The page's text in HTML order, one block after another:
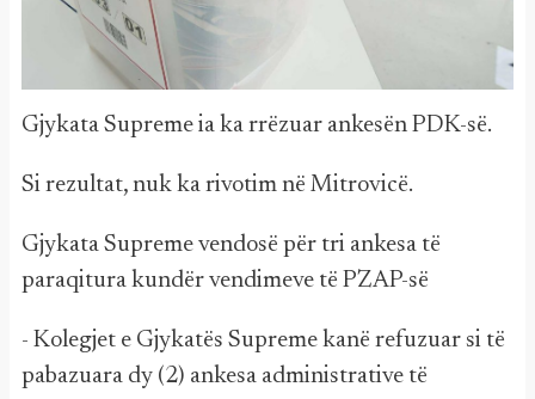
Gjykata Supreme ia ka rrëzuar ankesën PDK-së.
Si rezultat, nuk ka rivotim në Mitrovicë.
Gjykata Supreme vendosë për tri ankesa të
paraqitura kundër vendimeve të PZAP-së
- Kolegjet e Gjykatës Supreme kanë refuzuar si të
pabazuara dy (2) ankesa administrative të